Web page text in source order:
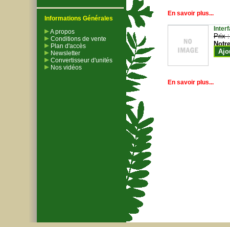
Informations Générales
A propos
Conditions de vente
Plan d'accès
Newsletter
Convertisseur d'unités
Nos vidéos
En savoir plus...
Prix
En savoir plus...